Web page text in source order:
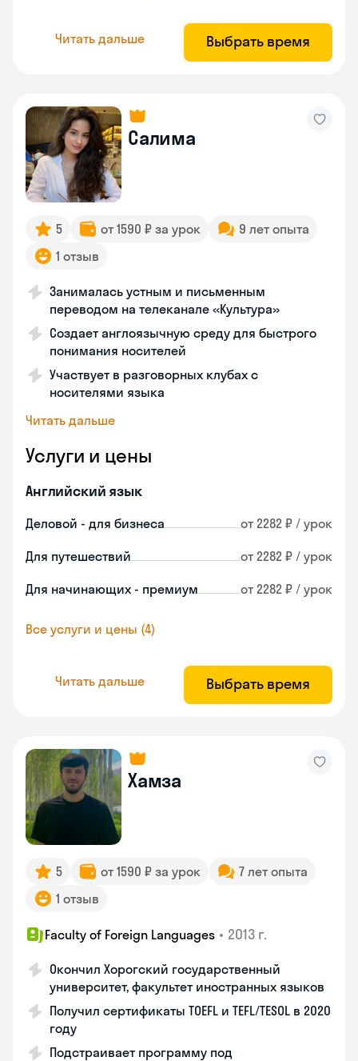
Читать дальше Выбрать время
Салима
5 от 1590 ₽ за урок
9 лет опыта
1 отзыв
Занималась устным и письменным
переводом на телеканале «Культура»
Создает англоязычную среду для быстрого
понимания носителей
Участвует в разговорных клубах с
носителями языка
Читать дальше
Услуги и цены
Английский язык
Деловой - для бизнеса от 2282 ₽ / урок
Для путешествий от 2282 ₽ / урок
Для начинающих - премиум от 2282 ₽ / урок
Все услуги и цены (4)
Читать дальше Выбрать время
Хамза
5 от 1590 ₽ за урок
7 лет опыта
1 отзыв
Faculty of Foreign Languages • 2013 г.
Окончил Хорогский государственный
университет, факультет иностранных языков
Получил сертификаты TOEFL и TEFL/TESOL в 2020
году
Подстраивает программу под